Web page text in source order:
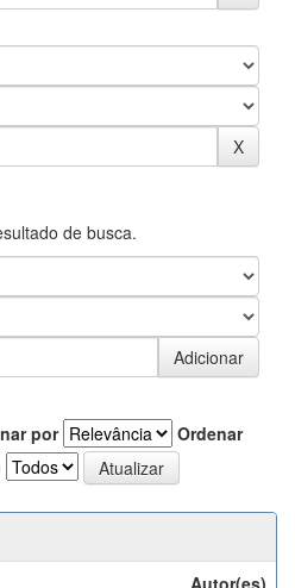
de busca.
por
Ordenar
Autor(es)